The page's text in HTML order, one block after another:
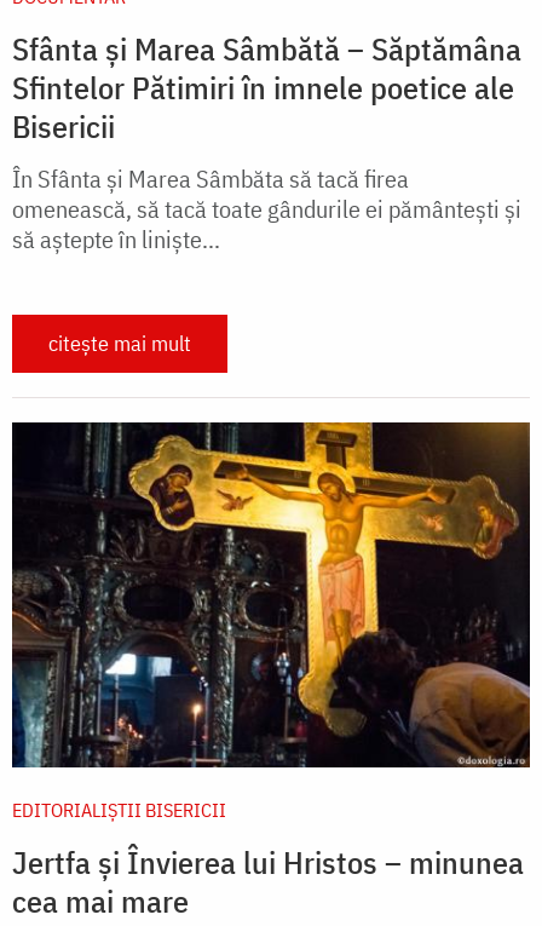
Sfânta și Marea Sâmbătă – Săptămâna
Sfintelor Pătimiri în imnele poetice ale
Bisericii
În Sfânta și Marea Sâmbăta să tacă firea
omenească, să tacă toate gândurile ei pământești și
să aștepte în liniște...
citește mai mult
EDITORIALIȘTII BISERICII
Jertfa și Învierea lui Hristos – minunea
cea mai mare